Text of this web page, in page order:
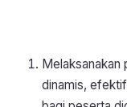
Melaksanakan
dinamis,